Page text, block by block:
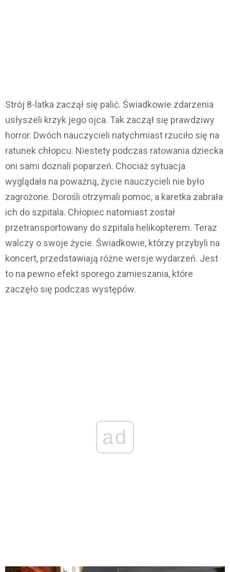
Strój 8-latka zaczął się palić. Świadkowie zdarzenia
usłyszeli krzyk jego ojca. Tak zaczął się prawdziwy
horror. Dwóch nauczycieli natychmiast rzuciło się na
ratunek chłopcu. Niestety podczas ratowania dziecka
oni sami doznali poparzeń. Chociaż sytuacja
wyglądała na poważną, życie nauczycieli nie było
zagrożone. Dorośli otrzymali pomoc, a karetka zabrała
ich do szpitala. Chłopiec natomiast został
przetransportowany do szpitala helikopterem. Teraz
walczy o swoje życie. Świadkowie, którzy przybyli na
koncert, przedstawiają różne wersje wydarzeń. Jest
to na pewno efekt sporego zamieszania, które
zaczęło się podczas występów.
ad